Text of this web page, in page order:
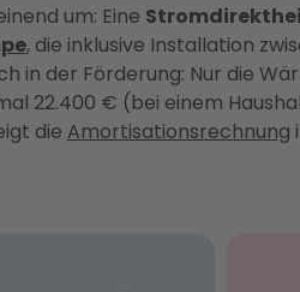
um: Eine
, die inklusive Installation
der Förderung: Nur die
22.400 € (bei einem
die Amortisationsrechnung